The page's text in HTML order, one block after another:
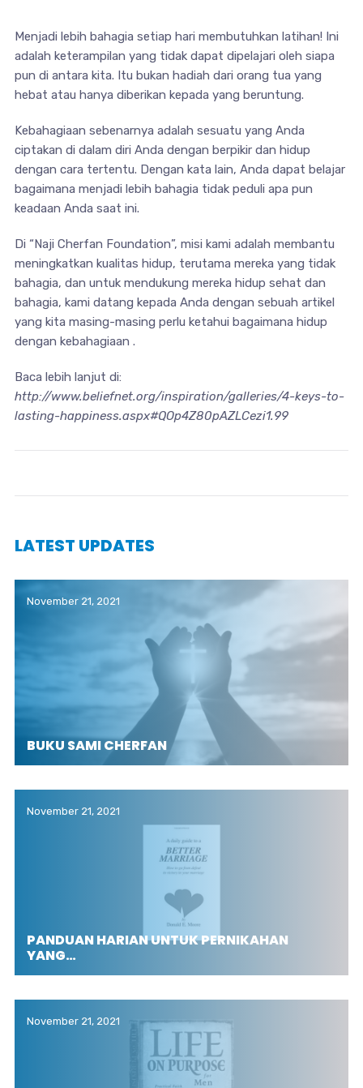
Menjadi lebih bahagia setiap hari membutuhkan latihan! Ini
adalah keterampilan yang tidak dapat dipelajari oleh siapa
pun di antara kita. Itu bukan hadiah dari orang tua yang
hebat atau hanya diberikan kepada yang beruntung.
Kebahagiaan sebenarnya adalah sesuatu yang Anda
ciptakan di dalam diri Anda dengan berpikir dan hidup
dengan cara tertentu. Dengan kata lain, Anda dapat belajar
bagaimana menjadi lebih bahagia tidak peduli apa pun
keadaan Anda saat ini.
Di “Naji Cherfan Foundation”, misi kami adalah membantu
meningkatkan kualitas hidup, terutama mereka yang tidak
bahagia, dan untuk mendukung mereka hidup sehat dan
bahagia, kami datang kepada Anda dengan sebuah artikel
yang kita masing-masing perlu ketahui bagaimana hidup
dengan kebahagiaan .
Baca lebih lanjut di:
http://www.beliefnet.org/inspiration/galleries/4-keys-to-
lasting-happiness.aspx#QOp4Z80pAZLCezi1.99
LATEST UPDATES
November 21, 2021
BUKU SAMI CHERFAN
November 21, 2021
PANDUAN HARIAN UNTUK PERNIKAHAN
YANG…
November 21, 2021